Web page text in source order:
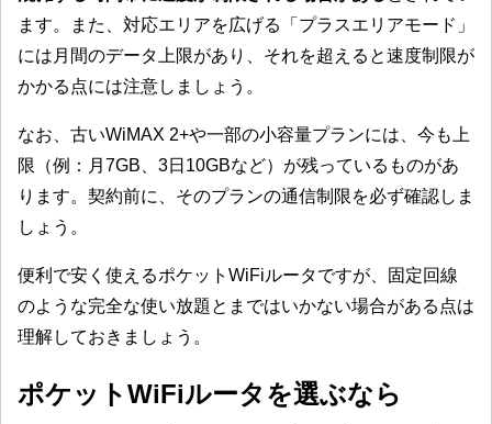
ます。また、対応エリアを広げる「プラスエリアモード」
には月間のデータ上限があり、それを超えると速度制限が
かかる点には注意しましょう。
なお、古いWiMAX 2+や一部の小容量プランには、今も上
限（例：月7GB、3日10GBなど）が残っているものがあ
ります。契約前に、そのプランの通信制限を必ず確認しま
しょう。
便利で安く使えるポケットWiFiルータですが、固定回線
のような完全な使い放題とまではいかない場合がある点は
理解しておきましょう。
ポケットWiFiルータを選ぶなら